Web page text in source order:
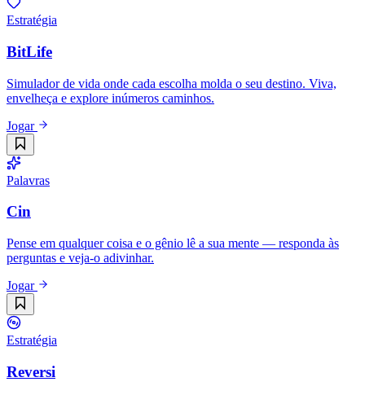
Estratégia
BitLife
Simulador de vida onde cada escolha molda o seu destino. Viva,
envelheça e explore inúmeros caminhos.
Jogar
Palavras
Cin
Pense em qualquer coisa e o gênio lê a sua mente — responda às
perguntas e veja-o adivinhar.
Jogar
Estratégia
Reversi